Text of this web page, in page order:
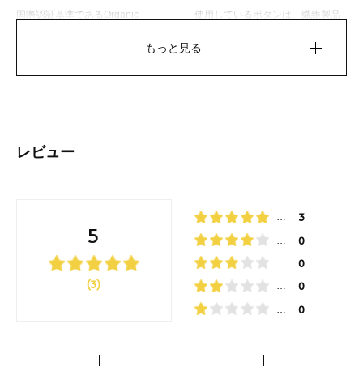
生地によって、プリントの一部に小さな色飛びや、ブレ、かすれなどがある
まれます。もしこれらのお洋服を見つけたら、そのときは、そのお洋服の個
性として、愛着をもって受け入れていただければ幸いです。
着丈：41.5cm 身幅：24cm 肩幅：18.5cm
国際認証基準であるOrganic
オーガニックコットンを使用。ロ
使用しているボタンは、繊維製品
『エコテックス』の認証を受けた
もっと見る
レビュー
5
(3)
… 3
0
… 0
… 0
0